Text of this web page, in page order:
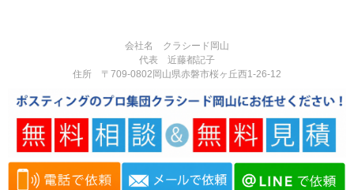
会社名 クラシード岡山
代表 近藤都記子
住所 〒709-0802岡山県赤磐市桜ヶ丘西1-26-12
営業時間:8:00-17:00
定休日:不定休
Copyright© 岡山県赤磐市で反響実績多数のポスティング専門の広告代理
店｜チラシ・広告制作・ポスティングなら「クラシード岡山」 , 2026 All
Rights Reserved.